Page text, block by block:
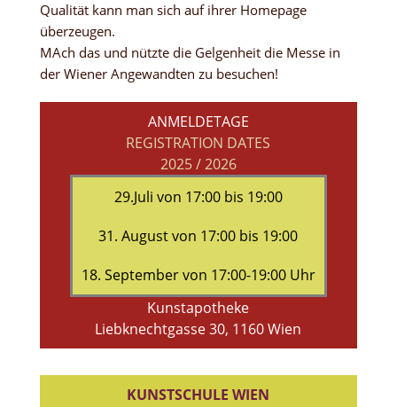
Qualität kann man sich auf ihrer Homepage
überzeugen.
MAch das und nützte die Gelgenheit die Messe in
der Wiener Angewandten zu besuchen!
ANMELDETAGE
REGISTRATION DATES
2025 / 2026
29.Juli von 17:00 bis 19:00
31. August von 17:00 bis 19:00
18. September von 17:00-19:00 Uhr
Kunstapotheke
Liebknechtgasse 30, 1160 Wien
KUNSTSCHULE WIEN